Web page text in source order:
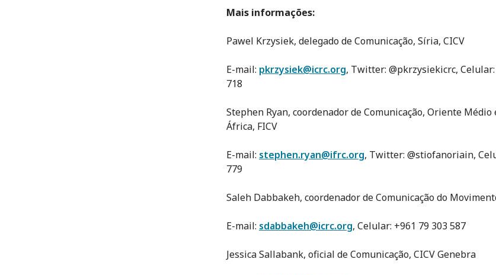
Mais informações:
Pawel Krzysiek, delegado de Comunicação, Síria, CICV
E-mail: pkrzysiek@icrc.org, Twitter: @pkrzysiekicrc, Celular:
718
Stephen Ryan, coordenador de Comunicação, Oriente Médio
África, FICV
E-mail: stephen.ryan@ifrc.org, Twitter: @stiofanoriain,
779
Saleh Dabbakeh, coordenador de Comunicação do
E-mail: sdabbakeh@icrc.org, Celular: +961 79 303 587
Jessica Sallabank, oficial de Comunicação, CICV Genebra